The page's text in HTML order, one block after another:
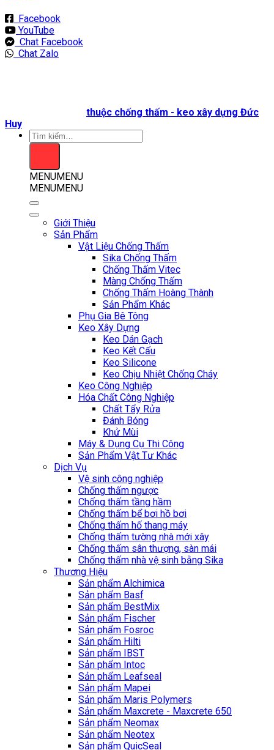
Facebook
YouTube
Chat Facebook
Chat Zalo
thuộc chống thấm - keo xây dựng Đức
Huy
Tìm
kiếm:
MENUMENU
MENUMENU
Giới Thiệu
Sản Phẩm
Vật Liệu Chống Thấm
Sika Chống Thấm
Chống Thấm Vitec
Màng Chống Thấm
Chống Thấm Hoàng Thành
Sản Phẩm Khác
Phụ Gia Bê Tông
Keo Xây Dựng
Keo Dán Gạch
Keo Kết Cấu
Keo Silicone
Keo Chịu Nhiệt Chống Cháy
Keo Công Nghiệp
Hóa Chất Công Nghiệp
Chất Tẩy Rửa
Đánh Bóng
Khử Mùi
Máy & Dụng Cụ Thi Công
Sản Phẩm Vật Tư Khác
Dịch Vụ
Vệ sinh công nghiệp
Chống thấm ngược
Chống thấm tầng hầm
Chống thấm bể bơi hồ bơi
Chống thấm hố thang máy
Chống thấm tường nhà mới xây
Chống thấm sân thượng, sàn mái
Chống thấm nhà vệ sinh bằng Sika
Thương Hiệu
Sản phẩm Alchimica
Sản phẩm Basf
Sản phẩm BestMix
Sản phẩm Fischer
Sản phẩm Fosroc
Sản phẩm Hilti
Sản phẩm IBST
Sản phẩm Intoc
Sản phẩm Leafseal
Sản phẩm Mapei
Sản phẩm Maris Polymers
Sản phẩm Maxcrete - Maxcrete 650
Sản phẩm Neomax
Sản phẩm Neotex
Sản phẩm QuicSeal